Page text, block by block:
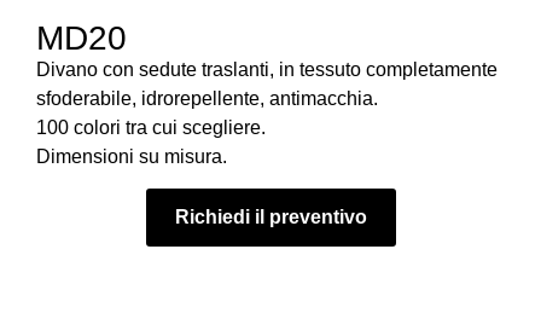
MD20
Divano con sedute traslanti, in tessuto completamente
sfoderabile, idrorepellente, antimacchia.
100 colori tra cui scegliere.
Dimensioni su misura.
Richiedi il preventivo